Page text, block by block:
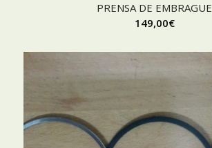
PRENSA DE EMBRAGUE
149,00€